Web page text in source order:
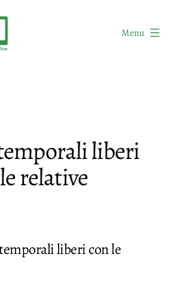
Menu
liberi
relative
liberi con le